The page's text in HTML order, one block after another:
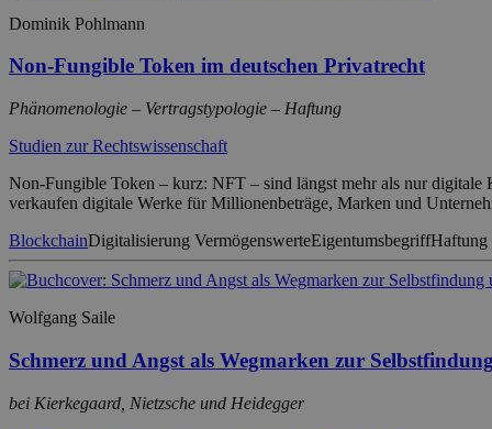
Dominik Pohlmann
Non-Fungible Token im deutschen Privatrecht
Phänomenologie – Vertragstypologie – Haftung
Studien zur Rechtswissenschaft
Non-Fungible Token – kurz: NFT – sind längst mehr als nur digitale
verkaufen digitale Werke für Millionenbeträge, Marken und
BlockchainDigitalisierung VermögenswerteEigentumsbegriff
Wolfgang Saile
Schmerz und Angst als Wegmarken zur
bei Kierkegaard, Nietzsche und Heidegger